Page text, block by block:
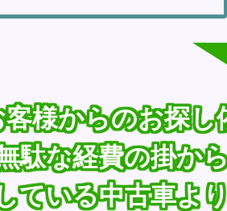
客様からのお探
駄な経費の掛か
ている中古車よ